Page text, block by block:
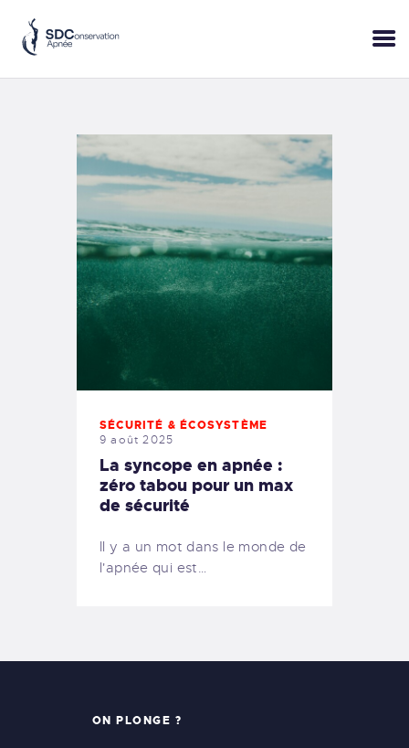
ACCUEIL
SESSIONS
PRATIQUE
BLOP!
A PROPOS
BONS CADEAUX
RÉSERVER
+33 (6) 95 50 18 95
SÉCURITÉ & ÉCOSYSTÈME
9 août 2025
La syncope en apnée :
zéro tabou pour un max
de sécurité
Il y a un mot dans le monde de
l'apnée qui est…
ON PLONGE ?